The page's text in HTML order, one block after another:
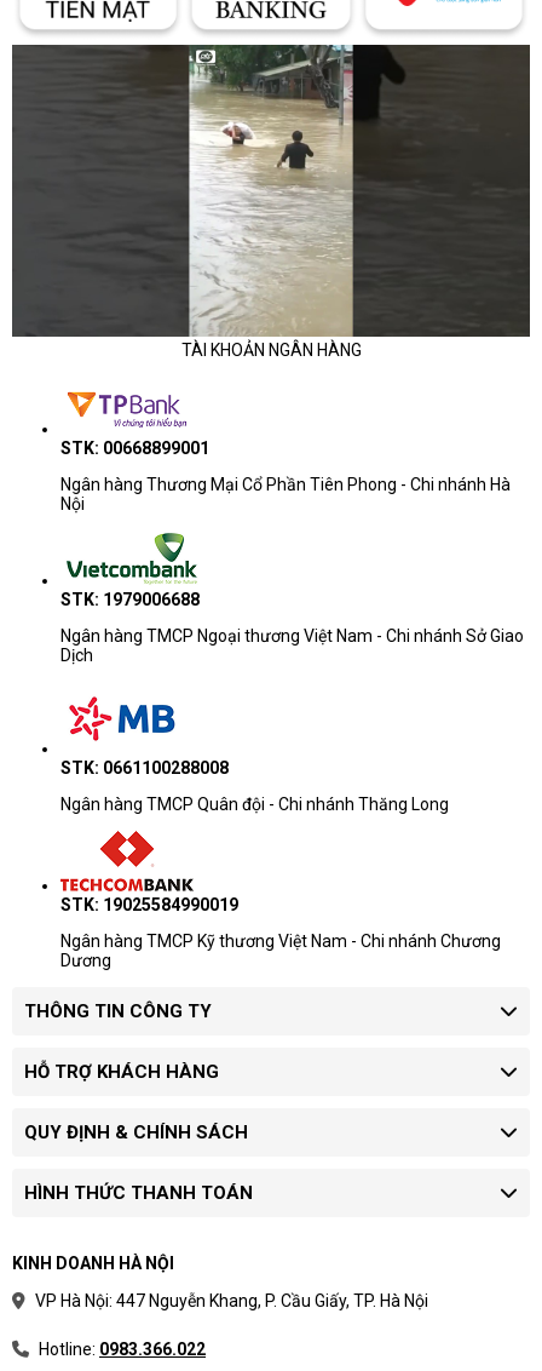
TÀI KHOẢN NGÂN HÀNG
STK: 00668899001
Ngân hàng Thương Mại Cổ Phần Tiên Phong - Chi nhánh Hà
Nội
STK: 1979006688
Ngân hàng TMCP Ngoại thương Việt Nam - Chi nhánh Sở Giao
Dịch
STK: 0661100288008
Ngân hàng TMCP Quân đội - Chi nhánh Thăng Long
STK: 19025584990019
Ngân hàng TMCP Kỹ thương Việt Nam - Chi nhánh Chương
Dương
THÔNG TIN CÔNG TY
HỖ TRỢ KHÁCH HÀNG
QUY ĐỊNH & CHÍNH SÁCH
HÌNH THỨC THANH TOÁN
KINH DOANH HÀ NỘI
VP Hà Nội: 447 Nguyễn Khang, P. Cầu Giấy, TP. Hà Nội
Hotline: 0983.366.022